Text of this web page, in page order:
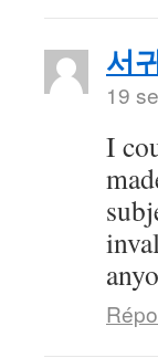
서
19
I